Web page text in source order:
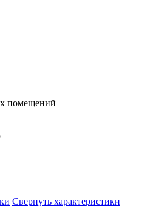
помещений
Свернуть характеристики